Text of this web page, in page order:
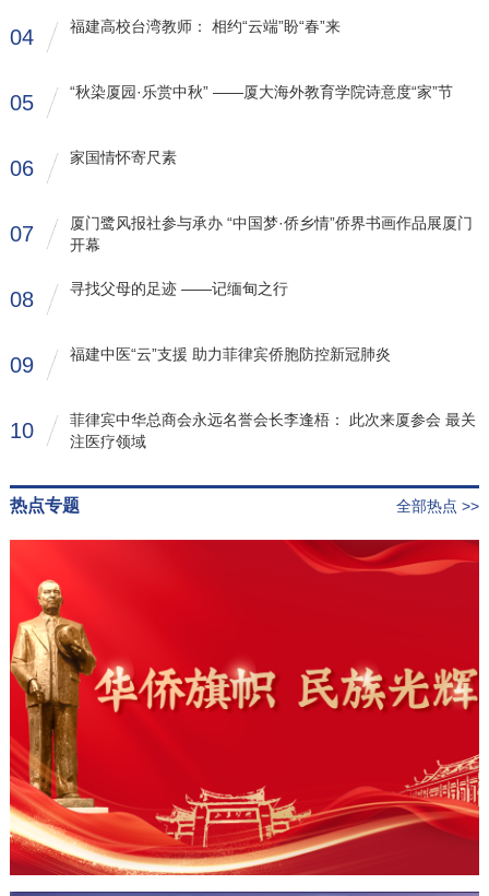
04 福建高校台湾教师： 相约“云端”盼“春”来
05 “秋染厦园·乐赏中秋” ——厦大海外教育学院诗意度“家”节
06 家国情怀寄尺素
07
厦门鹭风报社参与承办 “中国梦·侨乡情”侨界书画作品展厦门
开幕
08 寻找父母的足迹 ——记缅甸之行
09 福建中医“云”支援 助力菲律宾侨胞防控新冠肺炎
10
菲律宾中华总商会永远名誉会长李逢梧： 此次来厦参会 最关
注医疗领域
热点专题 全部热点 >>